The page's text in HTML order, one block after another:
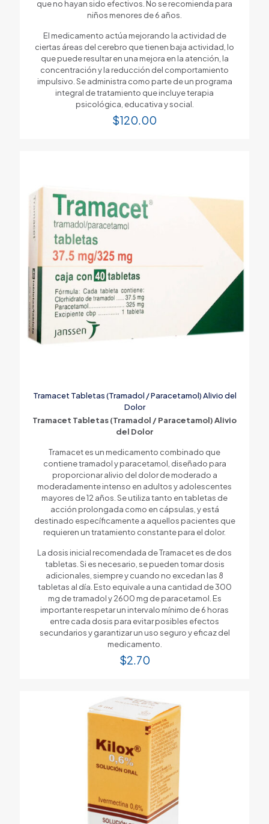
que no hayan sido efectivos. No se recomienda para
niños menores de 6 años.
El medicamento actúa mejorando la actividad de
ciertas áreas del cerebro que tienen baja actividad, lo
que puede resultar en una mejora en la atención, la
concentración y la reducción del comportamiento
impulsivo. Se administra como parte de un programa
integral de tratamiento que incluye terapia
psicológica, educativa y social.
$120.00
Tramacet Tabletas (Tramadol / Paracetamol) Alivio del
Dolor
Tramacet Tabletas (Tramadol / Paracetamol) Alivio
del Dolor
Tramacet es un medicamento combinado que
contiene tramadol y paracetamol, diseñado para
proporcionar alivio del dolor de moderado a
moderadamente intenso en adultos y adolescentes
mayores de 12 años. Se utiliza tanto en tabletas de
acción prolongada como en cápsulas, y está
destinado específicamente a aquellos pacientes que
requieren un tratamiento constante para el dolor.
La dosis inicial recomendada de Tramacet es de dos
tabletas. Si es necesario, se pueden tomar dosis
adicionales, siempre y cuando no excedan las 8
tabletas al día. Esto equivale a una cantidad de 300
mg de tramadol y 2600 mg de paracetamol. Es
importante respetar un intervalo mínimo de 6 horas
entre cada dosis para evitar posibles efectos
secundarios y garantizar un uso seguro y eficaz del
medicamento.
$2.70